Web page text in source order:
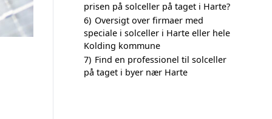
prisen på solceller på taget i Harte?
6) Oversigt over firmaer med
speciale i solceller i Harte eller hele
Kolding kommune
7) Find en professionel til solceller
på taget i byer nær Harte